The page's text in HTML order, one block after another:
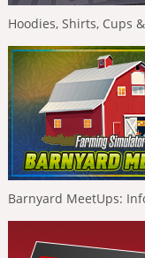
Hoodies, Shirts, Cups
Barnyard MeetUps: